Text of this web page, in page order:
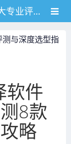
2025 vs 2026 翻译软件对比：十大专业评测与深度选型指南
与深度选型指
软件
8款
略